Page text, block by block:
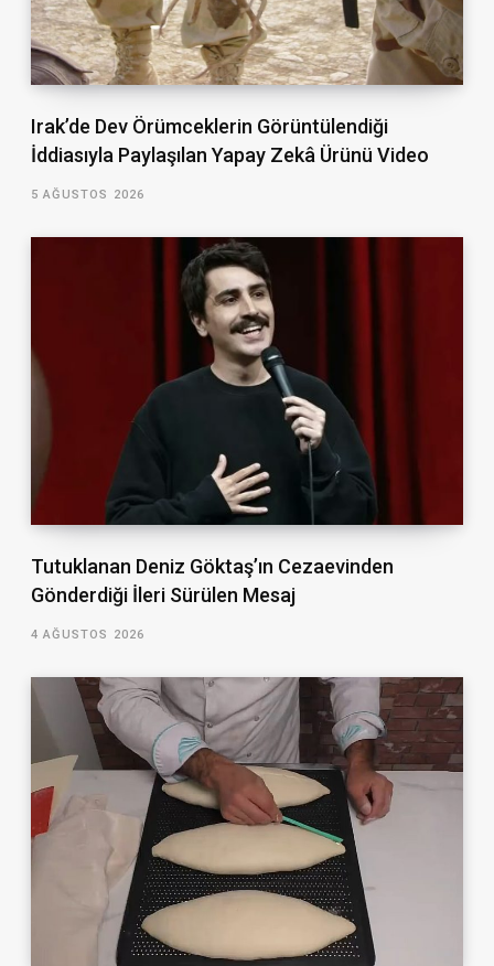
Irak’de Dev Örümceklerin Görüntülendiği
İddiasıyla Paylaşılan Yapay Zekâ Ürünü Video
5 AĞUSTOS 2026
Tutuklanan Deniz Göktaş’ın Cezaevinden
Gönderdiği İleri Sürülen Mesaj
4 AĞUSTOS 2026